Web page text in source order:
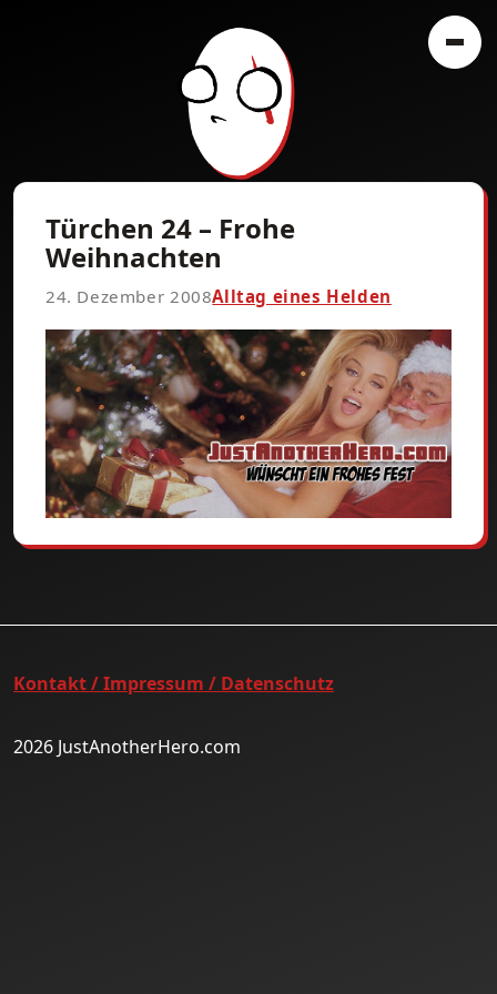
Türchen 24 – Frohe
Weihnachten
24. Dezember 2008Alltag eines Helden
Kontakt / Impressum / Datenschutz
2026 JustAnotherHero.com